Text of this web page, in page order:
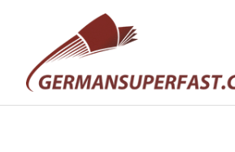
treści